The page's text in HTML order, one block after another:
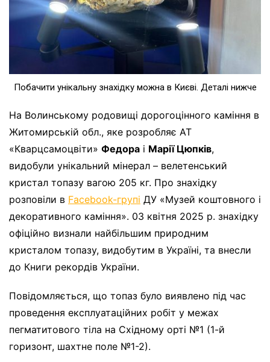
Побачити унікальну знахідку можна в Києві. Деталі нижче
На Волинському родовищі дорогоцінного каміння в
Житомирській обл., яке розробляє АТ
«Кварцсамоцвіти» Федора і Марії Цюпків,
видобули унікальний мінерал – велетенський
кристал топазу вагою 205 кг. Про знахідку
розповіли в Facebook-групі ДУ «Музей коштовного і
декоративного каміння». 03 квітня 2025 р. знахідку
офіційно визнали найбільшим природним
кристалом топазу, видобутим в Україні, та внесли
до Книги рекордів України.
Повідомляється, що топаз було виявлено під час
проведення експлуатаційних робіт у межах
пегматитового тіла на Східному орті №1 (1-й
горизонт, шахтне поле №1-2).